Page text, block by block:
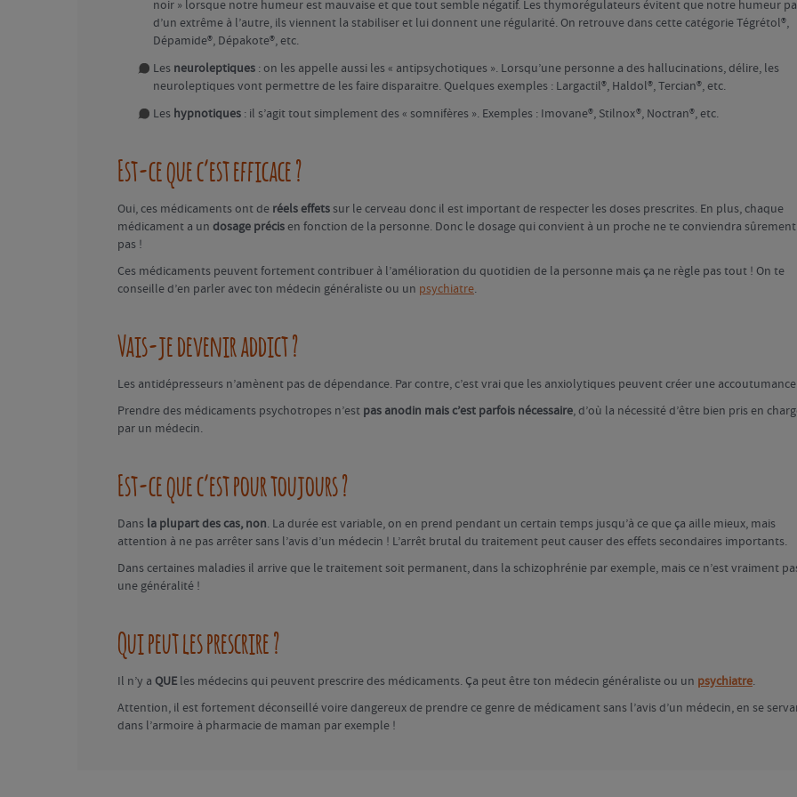
noir » lorsque notre humeur est mauvaise et que tout semble négatif. Les thymorégulateurs évitent que notre humeur
d’un extrême à l’autre, ils viennent la stabiliser et lui donnent une régularité. On retrouve dans cette catégorie Tégrétol®,
Dépamide®, Dépakote®, etc.
Les neuroleptiques : on les appelle aussi les « antipsychotiques ». Lorsqu’une personne a des hallucinations, délire, les
neuroleptiques vont permettre de les faire disparaitre. Quelques exemples : Largactil®, Haldol®, Tercian®, etc.
Les hypnotiques : il s’agit tout simplement des « somnifères ». Exemples : Imovane®, Stilnox®, Noctran®, etc.
Est-ce que c’est efficace ?
Oui, ces médicaments ont de réels effets sur le cerveau donc il est important de respecter les doses prescrites. En plus, chaque
médicament a un dosage précisen fonction de la personne. Donc le dosage qui convient à un proche ne te conviendra sûrement
pas !
Ces médicaments peuvent fortement contribuer à l’amélioration du quotidien de la personne mais ça ne règle pas tout ! On te
conseille d’en parler avec ton médecin généraliste ou un psychiatre.
Vais-je devenir addict ?
Les antidépresseurs n’amènent pas de dépendance. Par contre, c’est vrai que les anxiolytiques peuvent créer une
Prendre des médicaments psychotropes n’est pas anodin mais c’est parfois nécessaire, d’où la nécessité d’être bien pris en
par un médecin.
Est-ce que c’est pour toujours ?
Dans la plupart des cas, non. La durée est variable, on en prend pendant un certain temps jusqu’à ce que ça aille mieux, mais
attention à ne pas arrêter sans l’avis d’un médecin ! L’arrêt brutal du traitement peut causer des effets secondaires importants.
Dans certaines maladies il arrive que le traitement soit permanent, dans la schizophrénie par exemple, mais ce n’est vraiment
une généralité !
Qui peut les prescrire ?
Il n’y a QUE les médecins qui peuvent prescrire des médicaments. Ça peut être ton médecin généraliste ou un psychiatre.
Attention, il est fortement déconseillé voire dangereux de prendre ce genre de médicament sans l’avis d’un médecin, en se
dans l’armoire à pharmacie de maman par exemple !